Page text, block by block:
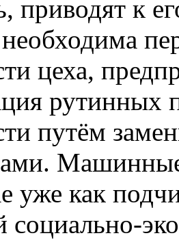
приводят к
цеха,
рутинных
путём
уже как
социально-